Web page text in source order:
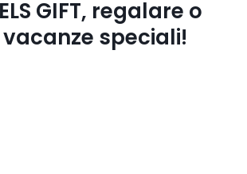
GIFT, regalare o
speciali!